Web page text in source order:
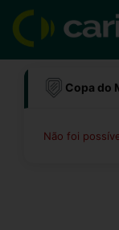
para
conteúdo
Copa do
Não foi